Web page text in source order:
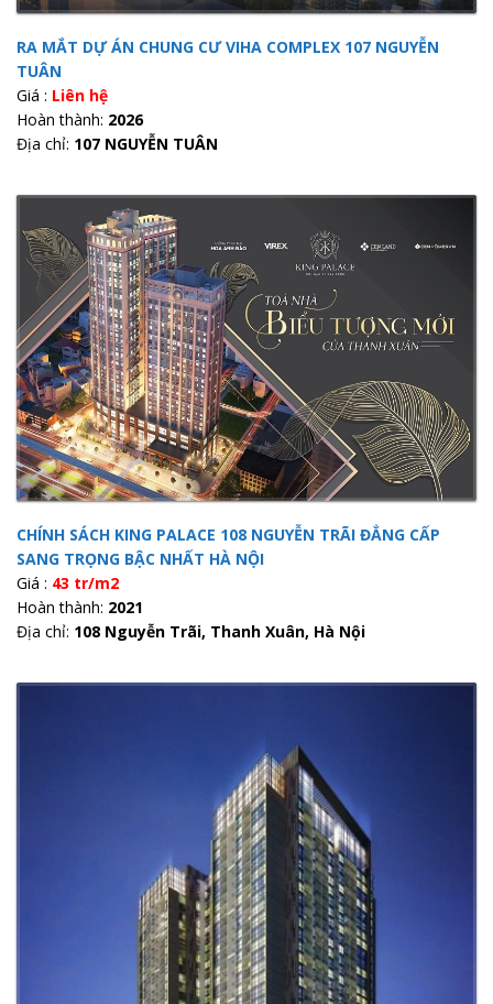
RA MẮT DỰ ÁN CHUNG CƯ VIHA COMPLEX 107 NGUYỄN
TUÂN
Giá : Liên hệ
Hoàn thành: 2026
Địa chỉ: 107 NGUYỄN TUÂN
CHÍNH SÁCH KING PALACE 108 NGUYỄN TRÃI ĐẲNG CẤP
SANG TRỌNG BẬC NHẤT HÀ NỘI
Giá : 43 tr/m2
Hoàn thành: 2021
Địa chỉ: 108 Nguyễn Trãi, Thanh Xuân, Hà Nội